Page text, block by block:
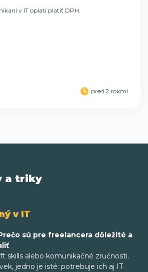
v IT oplatí platiť DPH.
pred 2 rokmi
a triky
v IT
sú pre freelancera dôležité a
skills alebo komunikačné zručnosti.
jedno je isté: potrebuje ich aj IT